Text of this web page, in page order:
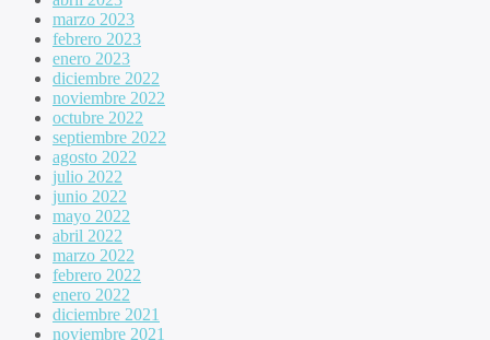
marzo 2023
febrero 2023
enero 2023
diciembre 2022
noviembre 2022
octubre 2022
septiembre 2022
agosto 2022
julio 2022
junio 2022
mayo 2022
abril 2022
marzo 2022
febrero 2022
enero 2022
diciembre 2021
noviembre 2021